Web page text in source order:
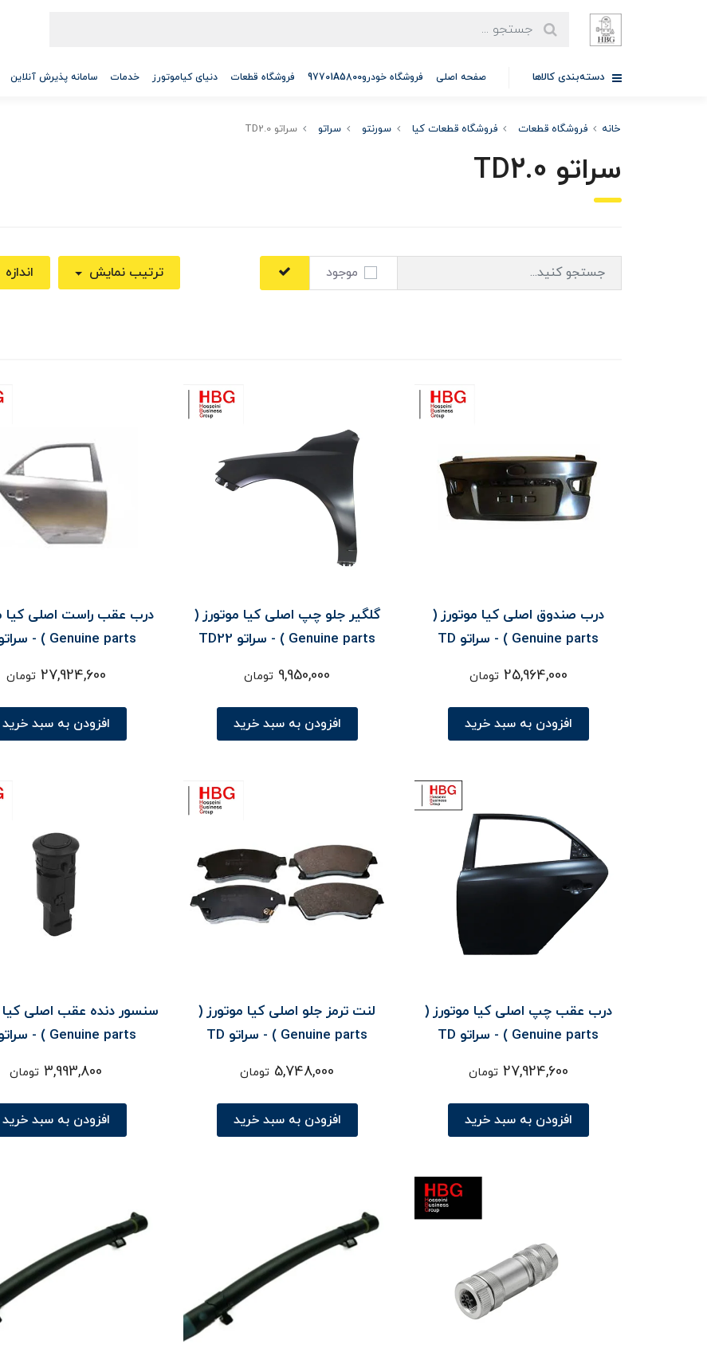
دسته‌بندی کالاها صفحه اصلی فروشگاه خودرو97701A5800 فروشگاه قطعات دنیای کیاموتورز خدمات سامانه پذیرش آنلاین
خانه فروشگاه قطعات فروشگاه قطعات کیا سورنتو سراتو سراتو TD2.0
سراتو TD2.0
موجود ترتیب نمایش اندازه
درب صندوق اصلی کیا موتورز (
Genuine parts ) - سراتو TD
25,964,000 تومان
افزودن به سبد خرید
گلگير جلو چپ اصلی کیا موتورز (
Genuine parts ) - سراتو TD22
9,950,000 تومان
افزودن به سبد خرید
درب عقب راست اصلی کیا
Genuine parts ) - سراتو TD
27,924,600 تومان
افزودن به سبد خرید
درب عقب چپ اصلی کیا موتورز (
Genuine parts ) - سراتو TD
27,924,600 تومان
افزودن به سبد خرید
لنت ترمز جلو اصلی کیا موتورز (
Genuine parts ) - سراتو TD
5,748,000 تومان
افزودن به سبد خرید
سنسور دنده عقب اصلی کیا
Genuine parts ) - سراتو TD
3,993,800 تومان
افزودن به سبد خرید